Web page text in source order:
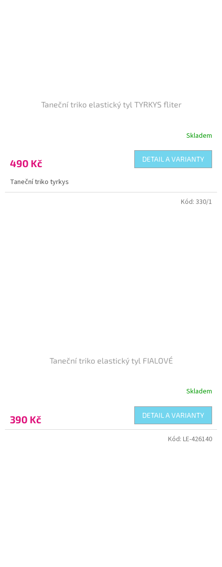
Taneční triko elastický tyl TYRKYS fliter
Skladem
490 Kč DETAIL A VARIANTY
Taneční triko tyrkys
Taneční triko elastický tyl FIALOVÉ
Skladem
390 Kč DETAIL A VARIANTY
Kód: 330/1
Kód: LE-426140